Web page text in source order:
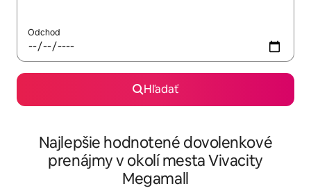
Odchod
Hľadať
Najlepšie hodnotené dovolenkové
prenájmy v okolí mesta Vivacity
Megamall